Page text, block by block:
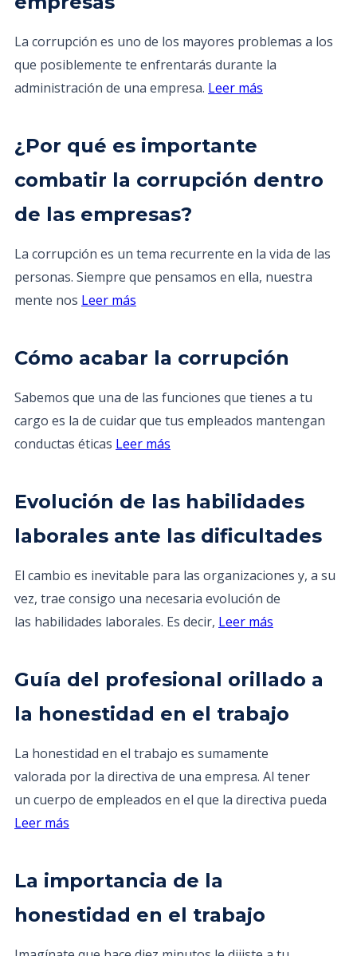
La corrupción es uno de los mayores problemas a los
que posiblemente te enfrentarás durante la
administración de una empresa. Leer más
¿Por qué es importante
combatir la corrupción dentro
de las empresas?
La corrupción es un tema recurrente en la vida de las
personas. Siempre que pensamos en ella, nuestra
mente nos Leer más
Cómo acabar la corrupción
Sabemos que una de las funciones que tienes a tu
cargo es la de cuidar que tus empleados mantengan
conductas éticas Leer más
Evolución de las habilidades
laborales ante las dificultades
El cambio es inevitable para las organizaciones y, a su
vez, trae consigo una necesaria evolución de
las habilidades laborales. Es decir, Leer más
Guía del profesional orillado a
la honestidad en el trabajo
La honestidad en el trabajo es sumamente
valorada por la directiva de una empresa. Al tener
un cuerpo de empleados en el que la directiva pueda
Leer más
La importancia de la
honestidad en el trabajo